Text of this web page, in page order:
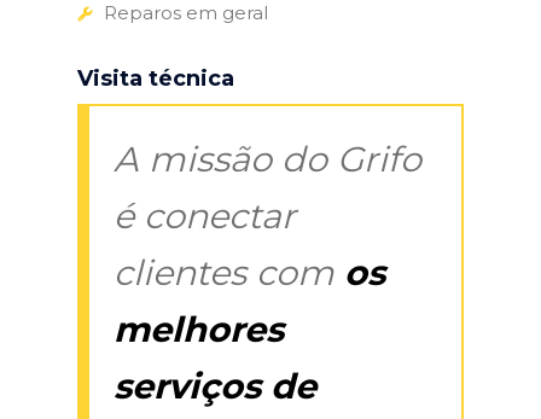
Reparos em geral
Visita técnica
A missão do Grifo
é conectar
clientes com os
melhores
serviços de